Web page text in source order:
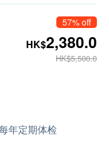
57% off
HK$2,380.0
HK$5,500.0
年定期体检